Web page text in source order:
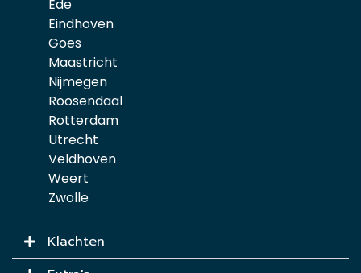
Ede
Eindhoven
Goes
Maastricht
Nijmegen
Roosendaal
Rotterdam
Utrecht
Veldhoven
Weert
Zwolle
Klachten